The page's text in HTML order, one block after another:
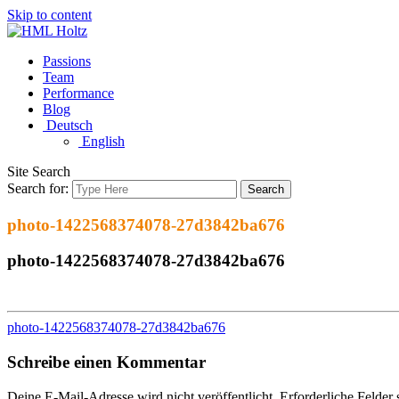
Skip to content
Passions
Team
Performance
Blog
Deutsch
English
Site Search
Search for:
Search
photo-1422568374078-27d3842ba676
photo-1422568374078-27d3842ba676
photo-1422568374078-27d3842ba676
Schreibe einen Kommentar